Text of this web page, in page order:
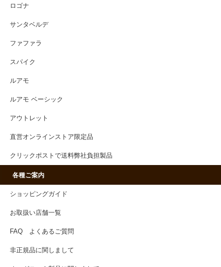
ロゴナ
サンタベルデ
ファファラ
スパイク
ルアモ
ルアモ ベーシック
アウトレット
直営オンラインストア限定品
クリックポストで送料弊社負担製品
各種ご案内
ショッピングガイド
お取扱い店舗一覧
FAQ よくあるご質問
非正規品に関しまして